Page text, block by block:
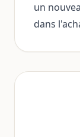
un
dans